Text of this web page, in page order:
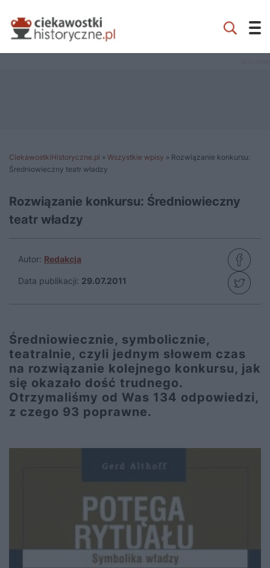
CiekawostkiHistoryczne.pl » Wszystkie wpisy » Rozwiązanie konkursu:
Średniowieczny teatr władzy
Rozwiązanie konkursu: Średniowieczny
teatr władzy
Autor: Redakcja
Data publikacji: 29.07.2011
Średniowiecznie, symbolicznie,
teatralnie, czyli jednym słowem czas
na rozwiązanie kolejnego konkursu, jak
się okazało dość trudnego.
Otrzymaliśmy od Was 134 odpowiedzi,
z czego 93 poprawne.